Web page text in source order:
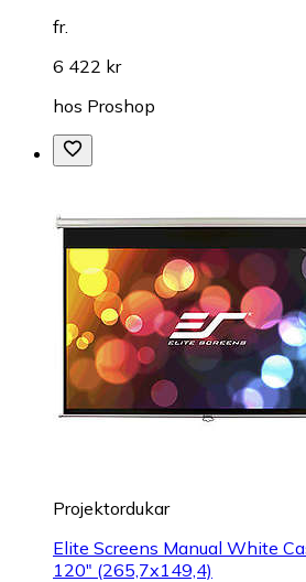
fr.
6 422 kr
hos Proshop
Projektordukar
Elite Screens Manual White
120" (265,7x149,4)